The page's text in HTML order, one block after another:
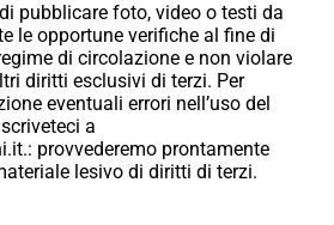
pubblicare foto, video o testi da
le opportune verifiche al fine di
di circolazione e non violare
diritti esclusivi di terzi. Per
eventuali errori nell’uso del
a
provvederemo prontamente
lesivo di diritti di terzi.